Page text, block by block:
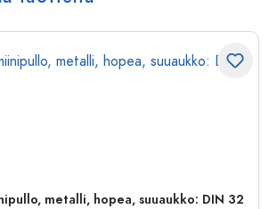
metalli, hopea, suuaukko: DIN 32